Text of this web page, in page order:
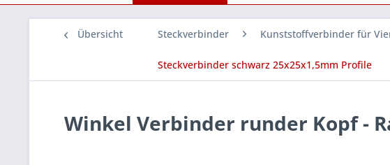
Übersicht Steckverbinder Kunststoffverbinder für
Steckverbinder schwarz 25x25x1,5mm Profile
Winkel Verbinder runder Kopf -